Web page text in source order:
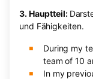
3. Hauptteil:
und Fähigkeiten.
During my
team of 10
In my